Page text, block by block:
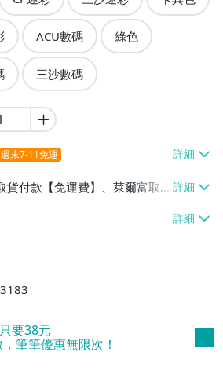
ACU數碼 綠色
三沙數碼
週末7-11免運
貨付款【免運費】、萊爾富取
費】
要38元
筆筆優惠無限次！